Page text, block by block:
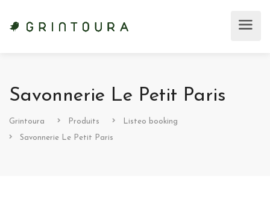
Savonnerie Le Petit Paris
Grintoura Produits Listeo booking
Savonnerie Le Petit Paris